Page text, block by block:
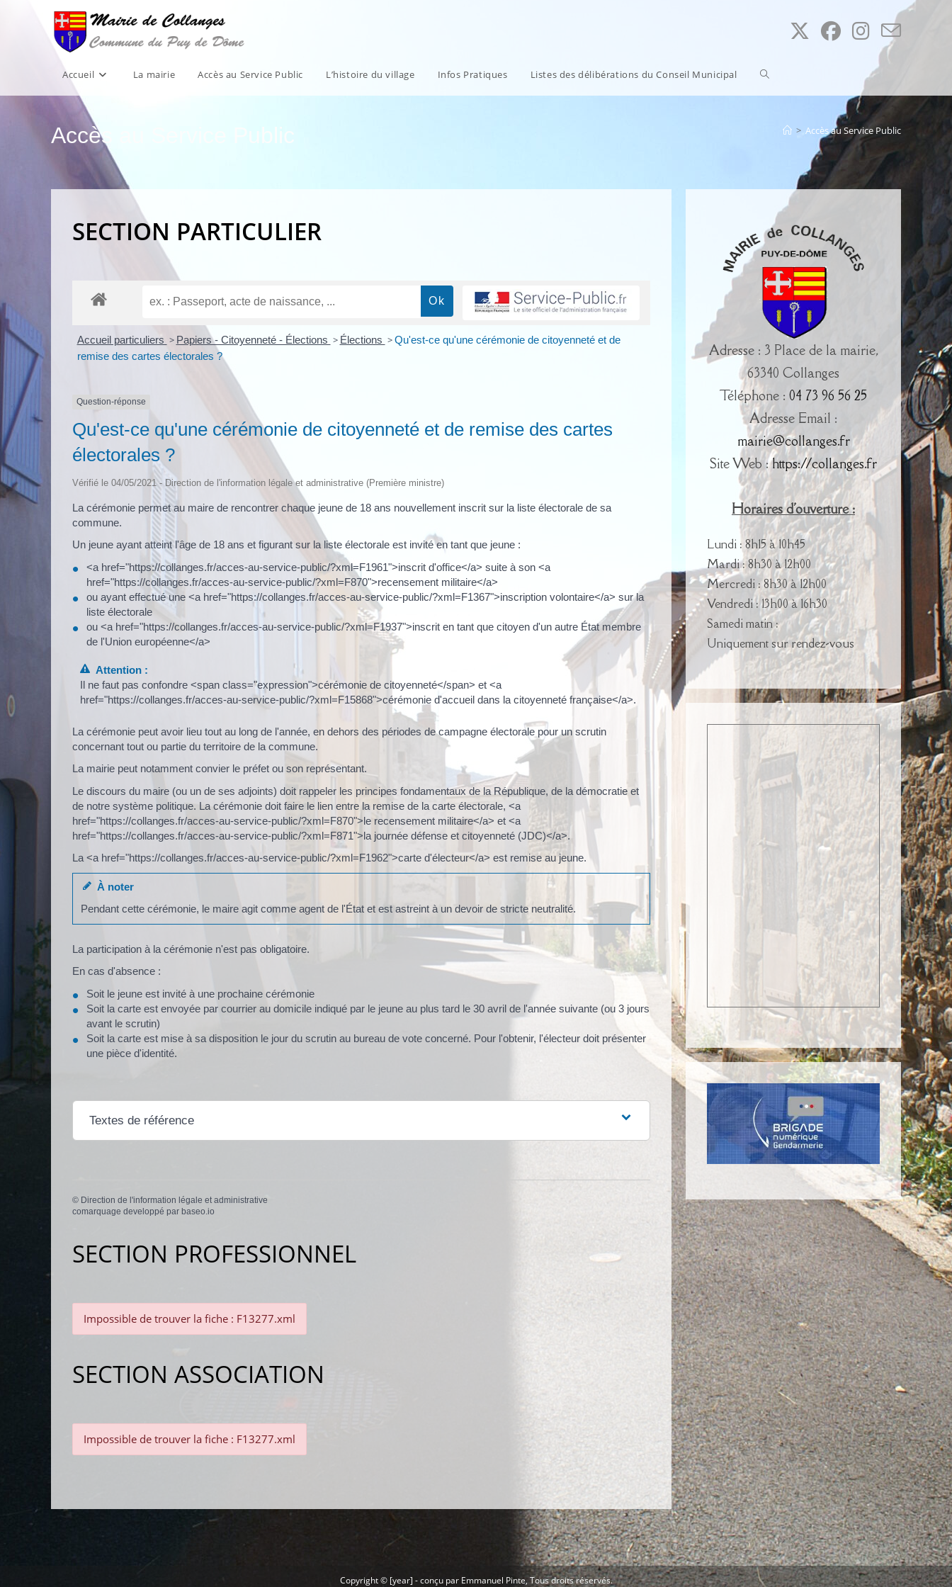
Accueil La mairie Accès au Service Public L’histoire du village Infos Pratiques Listes des délibérations du Conseil Municipal Toggle
Accès au Service Public > Accès au Service Public
SECTION PARTICULIER
Accueil particuliers > Papiers - Citoyenneté - Élections > Élections > Qu'est-ce qu'une cérémonie de citoyenneté et de
remise des cartes électorales ?
Question-réponse
Qu'est-ce qu'une cérémonie de citoyenneté et de remise des cartes
électorales ?
Vérifié le 04/05/2021 - Direction de l'information légale et administrative (Première ministre)
La cérémonie permet au maire de rencontrer chaque jeune de 18 ans nouvellement inscrit sur la liste électorale de sa
commune.
Un jeune ayant atteint l'âge de 18 ans et figurant sur la liste électorale est invité en tant que jeune :
<a href="https://collanges.fr/acces-au-service-public/?xml=F1961">inscrit d'office</a> suite à son <a
href="https://collanges.fr/acces-au-service-public/?xml=F870">recensement militaire</a>
ou ayant effectué une <a href="https://collanges.fr/acces-au-service-public/?xml=F1367">inscription volontaire</a> sur la
liste électorale
ou <a href="https://collanges.fr/acces-au-service-public/?xml=F1937">inscrit en tant que citoyen d'un autre État membre
de l'Union européenne</a>
Attention :
Il ne faut pas confondre <span class="expression">cérémonie de citoyenneté</span> et <a
href="https://collanges.fr/acces-au-service-public/?xml=F15868">cérémonie d'accueil dans la citoyenneté française</a>.
La cérémonie peut avoir lieu tout au long de l'année, en dehors des périodes de campagne électorale pour un scrutin
concernant tout ou partie du territoire de la commune.
La mairie peut notamment convier le préfet ou son représentant.
Le discours du maire (ou un de ses adjoints) doit rappeler les principes fondamentaux de la République, de la démocratie et
de notre système politique. La cérémonie doit faire le lien entre la remise de la carte électorale, <a
href="https://collanges.fr/acces-au-service-public/?xml=F870">le recensement militaire</a> et <a
href="https://collanges.fr/acces-au-service-public/?xml=F871">la journée défense et citoyenneté (JDC)</a>.
La <a href="https://collanges.fr/acces-au-service-public/?xml=F1962">carte d'électeur</a> est remise au jeune.
À noter
Pendant cette cérémonie, le maire agit comme agent de l'État et est astreint à un devoir de stricte neutralité.
La participation à la cérémonie n'est pas obligatoire.
En cas d'absence :
Soit le jeune est invité à une prochaine cérémonie
Soit la carte est envoyée par courrier au domicile indiqué par le jeune au plus tard le 30 avril de l'année suivante (ou 3 jours
avant le scrutin)
Soit la carte est mise à sa disposition le jour du scrutin au bureau de vote concerné. Pour l'obtenir, l'électeur doit présenter
une pièce d'identité.
Textes de référence
© Direction de l'information légale et administrative
comarquage developpé par baseo.io
SECTION PROFESSIONNEL
Impossible de trouver la fiche : F13277.xml
SECTION ASSOCIATION
Impossible de trouver la fiche : F13277.xml
Adresse : 3 Place de la mairie,
63340 Collanges
Téléphone : 04 73 96 56 25
Adresse Email :
mairie@collanges.fr
Site Web :https://collanges.fr
Horaires d'ouverture :
Lundi : 8h15 à 10h45
Mardi : 8h30 à 12h00
Mercredi : 8h30 à 12h00
Vendredi : 13h00 à 16h30
Samedi matin :
Uniquement sur rendez-vous
Copyright © [year] -conçu par Emmanuel Pinte, Tous droits réservés.